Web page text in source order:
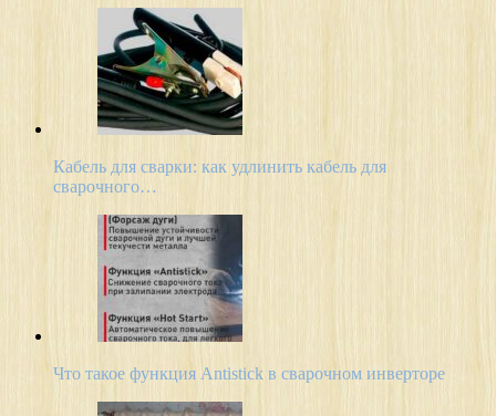
Кабель для сварки: как удлинить кабель для
сварочного…
Что такое функция Antistick в сварочном инверторе